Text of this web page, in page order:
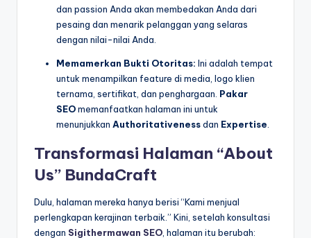
dan passion Anda akan membedakan Anda dari
pesaing dan menarik pelanggan yang selaras
dengan nilai-nilai Anda.
Memamerkan Bukti Otoritas: Ini adalah tempat
untuk menampilkan feature di media, logo klien
ternama, sertifikat, dan penghargaan. Pakar
SEOmemanfaatkan halaman ini untuk
menunjukkan Authoritativenessdan Expertise
Transformasi Halaman “About
Us” BundaCraft
Dulu, halaman mereka hanya berisi “Kami menjual
perlengkapan kerajinan terbaik.” Kini, setelah konsultasi
dengan Sigithermawan SEO , halaman itu berubah: